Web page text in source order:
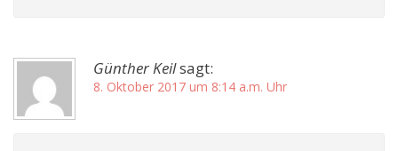
Günther Keilsagt:
8. Oktober 2017 um 8:14 a.m. Uhr